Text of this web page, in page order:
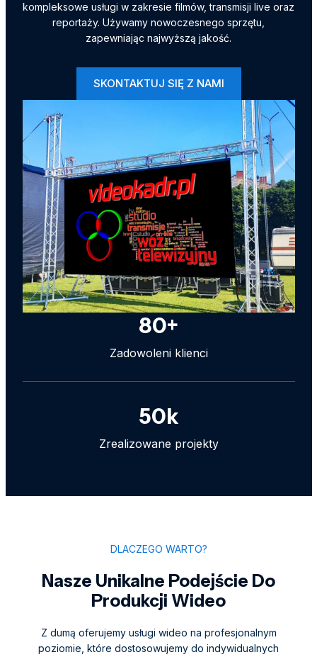
80+
Zadowoleni klienci
50k
Zrealizowane projekty
kompleksowe usługi w zakresie filmów, transmisji live oraz
reportaży. Używamy nowoczesnego sprzętu,
zapewniając najwyższą jakość.
SKONTAKTUJ SIĘ Z NAMI
DLACZEGO WARTO?
Nasze Unikalne Podejście Do
Produkcji Wideo
Z dumą oferujemy usługi wideo na profesjonalnym
poziomie, które dostosowujemy do indywidualnych